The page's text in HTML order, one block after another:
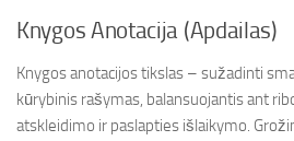
Knygos Anotacija (Apdailas)
Knygos anotacijos tikslas – sužadinti
kūrybinis rašymas, balansuojantis ant
atskleidimo ir paslapties išlaikymo.